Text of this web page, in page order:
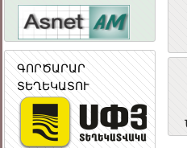
ԳՈՐԾԱՐԱՐ
ՏԵՂԵԿԱՏՈՒ